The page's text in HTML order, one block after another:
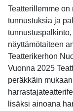
Teatterillemme on
tunnustuksia ja
näyttämötaiteen
Teatterikerhon
Vuonna 2025
peräkkäin
lisäksi ainoana